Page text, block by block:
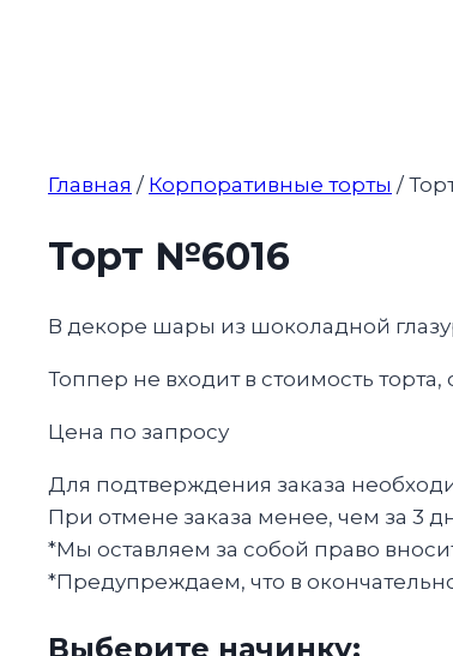
Главная / Корпоративные торты /
Торт №6016
В декоре шары из шоколадной
Топпер не входит в стоимость торта,
Цена по запросу
Для подтверждения заказа
При отмене заказа менее, чем за 3
*Мы оставляем за собой право
*Предупреждаем, что в
Выберите начинку: